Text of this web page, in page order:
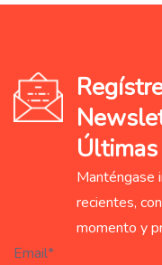
Manténgase
recientes,
momento y
Email*